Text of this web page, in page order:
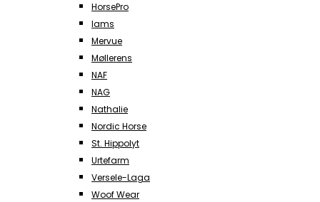
HorsePro
Iams
Mervue
Møllerens
NAF
NAG
Nathalie
Nordic Horse
St. Hippolyt
Urtefarm
Versele-Laga
Woof Wear